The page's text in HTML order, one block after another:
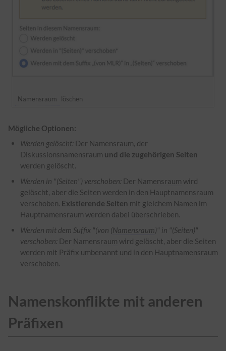
Namensraum löschen
Mögliche Optionen:
Werden gelöscht: Der Namensraum, der
Diskussionsnamensraum und die zugehörigen Seiten
werden gelöscht.
Werden in "(Seiten") verschoben: Der Namensraum wird
gelöscht, aber die Seiten werden in den Hauptnamensraum
verschoben. Existierende Seiten mit gleichem Namen im
Hauptnamensraum werden dabei überschrieben.
Werden mit dem Suffix "(von (Namensraum)" in "(Seiten)"
verschoben: Der Namensraum wird gelöscht, aber die Seiten
werden mit Präfix umbenannt und in den Hauptnamensraum
verschoben.
Namenskonflikte mit anderen
Präfixen